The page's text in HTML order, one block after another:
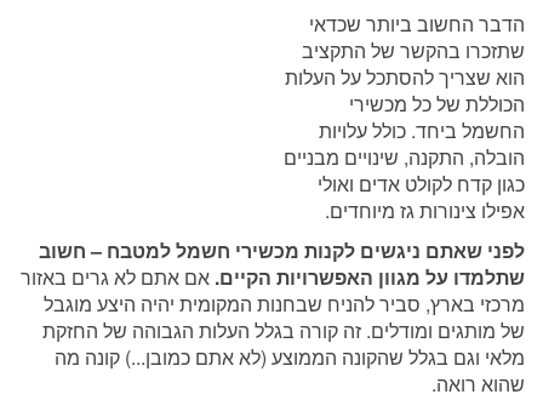
הדבר החשוב ביותר שכדאי
שתזכרו בהקשר של התקציב
הוא שצריך להסתכל על העלות
הכוללת של כל מכשירי
החשמל ביחד. כולל עלויות
הובלה, התקנה, שינויים מבניים
כגון קדח לקולט אדים ואולי
אפילו צינורות גז מיוחדים.
לפני שאתם ניגשים לקנות מכשירי חשמל למטבח – חשוב
שתלמדו על מגוון האפשרויות הקיים. אם אתם לא גרים באזור
מרכזי בארץ, סביר להניח שבחנות המקומית יהיה היצע מוגבל
של מותגים ומודלים. זה קורה בגלל העלות הגבוהה של החזקת
מלאי וגם בגלל שהקונה הממוצע (לא אתם כמובן...) קונה מה
שהוא רואה.